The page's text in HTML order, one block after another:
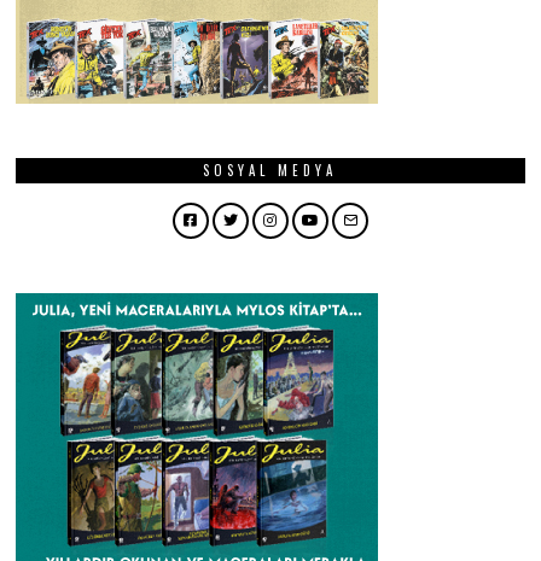
SOSYAL MEDYA
Facebook
TwitterInstagram
YouTubeEmail